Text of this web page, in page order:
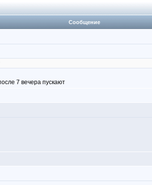
Сообщение
7 вечера пускают